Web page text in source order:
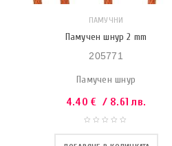
ПАМУЧНИ
Памучен шнур 2 mm
205771
Памучен шнур
4.40€ / 8.61 лв.